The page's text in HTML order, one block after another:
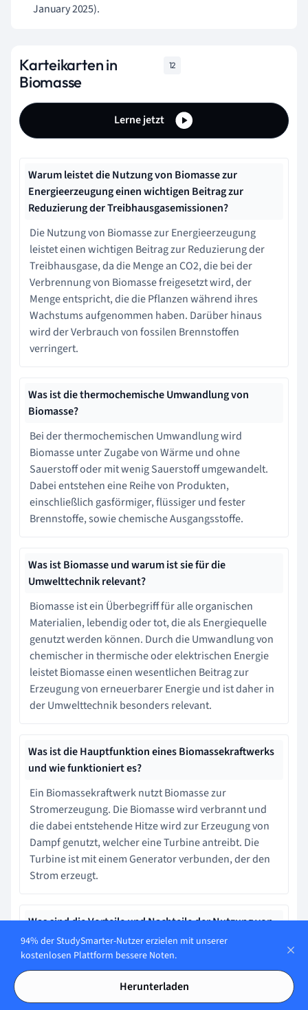
January 2025).
Karteikarten in
Biomasse
12
Lerne jetzt
Warum leistet die Nutzung von Biomasse zur
Energieerzeugung einen wichtigen Beitrag zur
Reduzierung der Treibhausgasemissionen?
Die Nutzung von Biomasse zur Energieerzeugung
leistet einen wichtigen Beitrag zur Reduzierung der
Treibhausgase, da die Menge an CO2, die bei der
Verbrennung von Biomasse freigesetzt wird, der
Menge entspricht, die die Pflanzen während ihres
Wachstums aufgenommen haben. Darüber hinaus
wird der Verbrauch von fossilen Brennstoffen
verringert.
Was ist die thermochemische Umwandlung von
Biomasse?
Bei der thermochemischen Umwandlung wird
Biomasse unter Zugabe von Wärme und ohne
Sauerstoff oder mit wenig Sauerstoff umgewandelt.
Dabei entstehen eine Reihe von Produkten,
einschließlich gasförmiger, flüssiger und fester
Brennstoffe, sowie chemische Ausgangsstoffe.
Was ist Biomasse und warum ist sie für die
Umwelttechnik relevant?
Biomasse ist ein Überbegriff für alle organischen
Materialien, lebendig oder tot, die als Energiequelle
genutzt werden können. Durch die Umwandlung von
chemischer in thermische oder elektrischen Energie
leistet Biomasse einen wesentlichen Beitrag zur
Erzeugung von erneuerbarer Energie und ist daher in
der Umwelttechnik besonders relevant.
Was ist die Hauptfunktion eines Biomassekraftwerks
und wie funktioniert es?
Ein Biomassekraftwerk nutzt Biomasse zur
Stromerzeugung. Die Biomasse wird verbrannt und
die dabei entstehende Hitze wird zur Erzeugung von
Dampf genutzt, welcher eine Turbine antreibt. Die
Turbine ist mit einem Generator verbunden, der den
Strom erzeugt.
Was sind die Vorteile und Nachteile der Nutzung von
Biomasse?
Vorteile der Nutzung von Biomasse sind die
Reduzierung der Emissionen und die Verringerung
der Abhängigkeit von fossilen Brennstoffen. Nachteile
94% der StudySmarter-Nutzer erzielen mit unserer
kostenlosen Plattform bessere Noten.
Herunterladen